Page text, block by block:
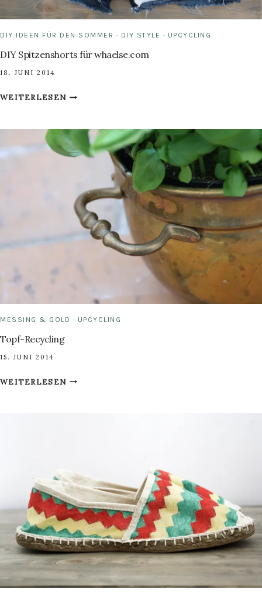
DIY IDEEN FÜR DEN SOMMER · DIY STYLE · UPCYCLING
DIY Spitzenshorts für whaelse.com
18. JUNI 2014
WEITERLESENDIY
WHAELSE.COM
MESSING & GOLD · UPCYCLING
Topf-Recycling
15. JUNI 2014
WEITERLESENTOPF-